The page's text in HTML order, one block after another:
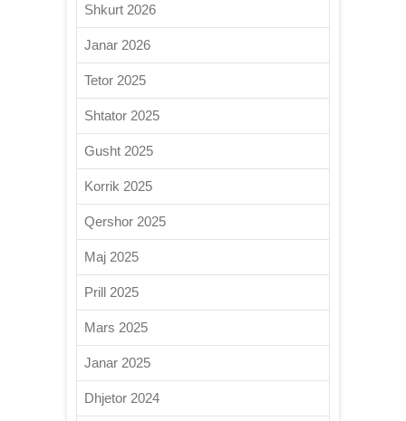
Shkurt 2026
Janar 2026
Tetor 2025
Shtator 2025
Gusht 2025
Korrik 2025
Qershor 2025
Maj 2025
Prill 2025
Mars 2025
Janar 2025
Dhjetor 2024